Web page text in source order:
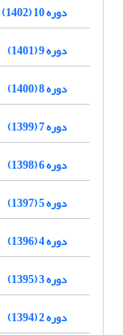
دوره 10 (1402)
دوره 9 (1401)
دوره 8 (1400)
دوره 7 (1399)
دوره 6 (1398)
دوره 5 (1397)
دوره 4 (1396)
دوره 3 (1395)
دوره 2 (1394)